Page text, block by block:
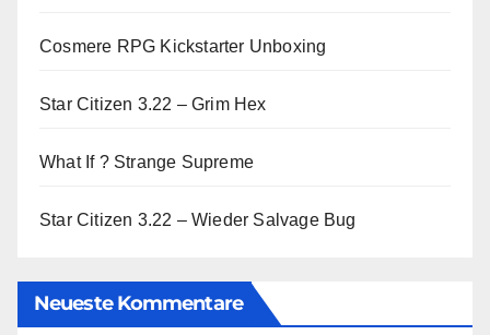
Cosmere RPG Kickstarter Unboxing
Star Citizen 3.22 – Grim Hex
What If ? Strange Supreme
Star Citizen 3.22 – Wieder Salvage Bug
Neueste Kommentare